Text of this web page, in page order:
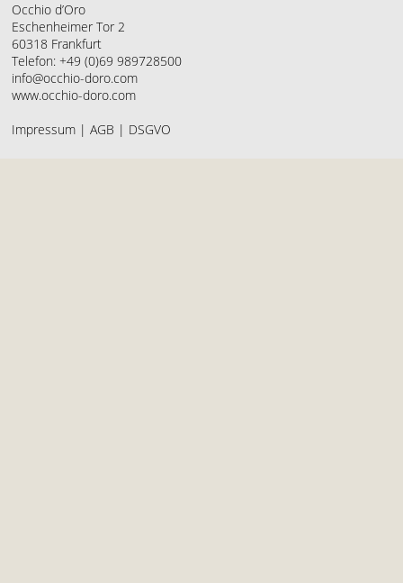
Occhio d’Oro
Eschenheimer Tor 2
60318 Frankfurt
Telefon: +49 (0)69 989728500
info@occhio-doro.com
www.occhio-doro.com
Impressum | AGB | DSGVO